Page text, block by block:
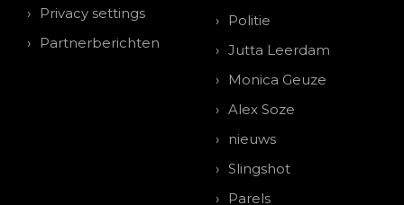
Privacy settings
Partnerberichten
Politie
Jutta Leerdam
Monica Geuze
Alex Soze
nieuws
Slingshot
Parels